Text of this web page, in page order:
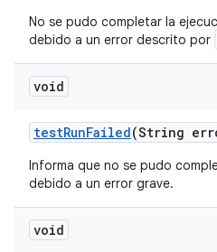
No se pudo completar la
debido a un error descrito por
void
testRunFailed(String
Informa que no se pudo
debido a un error grave.
void